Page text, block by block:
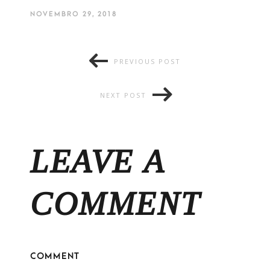
NOVEMBRO 29, 2018
PREVIOUS POST
NEXT POST
LEAVE A
COMMENT
COMMENT